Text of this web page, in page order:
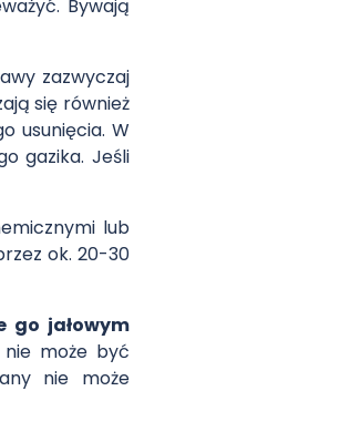
Bywają
zazwyczaj
się również
usunięcia. W
gazika. Jeśli
lub
ok. 20-30
go jałowym
może być
nie może